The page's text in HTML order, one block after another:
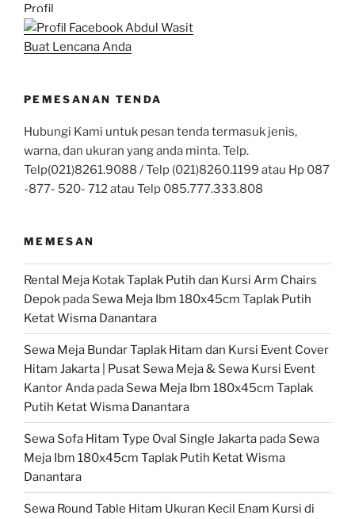
Profil
Buat Lencana Anda
PEMESANAN TENDA
Hubungi Kami untuk pesan tenda termasuk jenis,
warna, dan ukuran yang anda minta. Telp.
Telp(021)8261.9088 / Telp (021)8260.1199 atau Hp 087
-877- 520- 712 atau Telp 085.777.333.808
MEMESAN
Rental Meja Kotak Taplak Putih dan Kursi Arm Chairs
Depok pada Sewa Meja Ibm 180x45cm Taplak Putih
Ketat Wisma Danantara
Sewa Meja Bundar Taplak Hitam dan Kursi Event Cover
Hitam Jakarta | Pusat Sewa Meja & Sewa Kursi Event
Kantor Anda pada Sewa Meja Ibm 180x45cm Taplak
Putih Ketat Wisma Danantara
Sewa Sofa Hitam Type Oval Single Jakarta pada Sewa
Meja Ibm 180x45cm Taplak Putih Ketat Wisma
Danantara
Sewa Round Table Hitam Ukuran Kecil Enam Kursi di